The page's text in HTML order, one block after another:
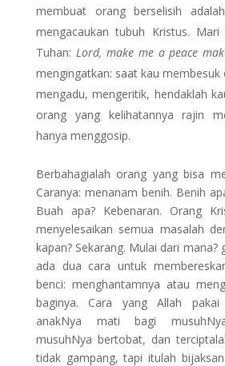
membuat orang berselisih
mengacaukan tubuh Kristus.
Tuhan: Lord, make me a peace
mengingatkan: saat kau membesuk
mengadu, mengeritik, hendaklah
orang yang kelihatannya rajin
hanya menggosip.
Berbahagialah orang yang bisa
Caranya: menanam benih. Benih
Buah apa? Kebenaran. Orang
menyelesaikan semua masalah
kapan? Sekarang. Mulai dari mana?
ada dua cara untuk
benci: menghantamnya atau
baginya. Cara yang Allah pakai
anakNya mati bagi
musuhNya bertobat, dan
tidak gampang, tapi itulah